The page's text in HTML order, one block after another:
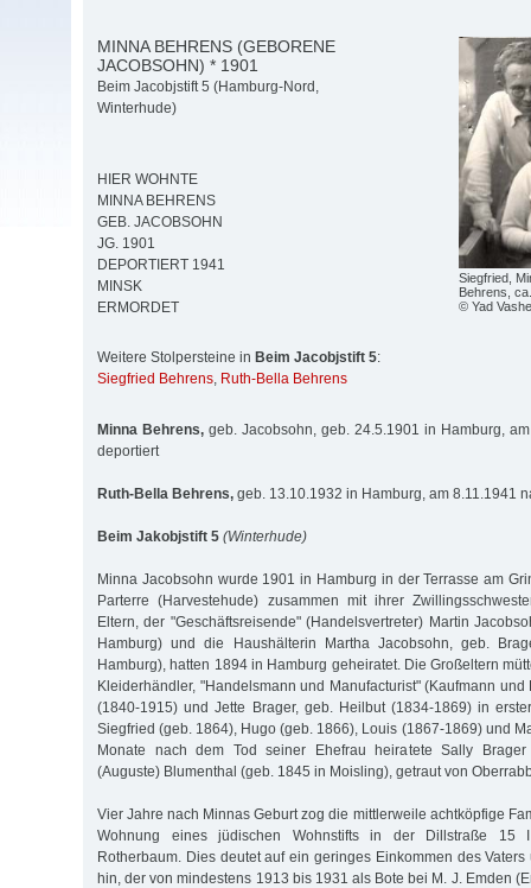
Siegfried,
Behrens,
© Yad
MINNA BEHRENS (GEBORENE
JACOBSOHN) * 1901
Beim Jacobjstift 5 (Hamburg-Nord,
Winterhude)
HIER WOHNTE
MINNA BEHRENS
GEB. JACOBSOHN
JG. 1901
DEPORTIERT 1941
MINSK
ERMORDET
Weitere Stolpersteine in Beim Jacobjstift 5:
Siegfried Behrens, Ruth-Bella Behrens
Minna Behrens, geb. Jacobsohn, geb. 24.5.1901 in Hamburg,
deportiert
Ruth-Bella Behrens, geb. 13.10.1932 in Hamburg, am 8.11.1941
Beim Jakobjstift 5 (Winterhude)
Minna Jacobsohn wurde 1901 in Hamburg in der Terrasse am
Parterre (Harvestehude) zusammen mit ihrer
Eltern, der "Geschäftsreisende" (Handelsvertreter) Martin
Hamburg) und die Haushälterin Martha Jacobsohn, geb.
Hamburg), hatten 1894 in Hamburg geheiratet. Die Großeltern
Kleiderhändler, "Handelsmann und Manufacturist" (Kaufmann und
(1840-1915) und Jette Brager, geb. Heilbut (1834-1869) in
Siegfried (geb. 1864), Hugo (geb. 1866), Louis (1867-1869) und
Monate nach dem Tod seiner Ehefrau heiratete Sally
(Auguste) Blumenthal (geb. 1845 in Moisling), getraut von
Vier Jahre nach Minnas Geburt zog die mittlerweile achtköpfige
Wohnung eines jüdischen Wohnstifts in der Dillstraße 15
Rotherbaum. Dies deutet auf ein geringes Einkommen des
hin, der von mindestens 1913 bis 1931 als Bote bei M. J. Emden